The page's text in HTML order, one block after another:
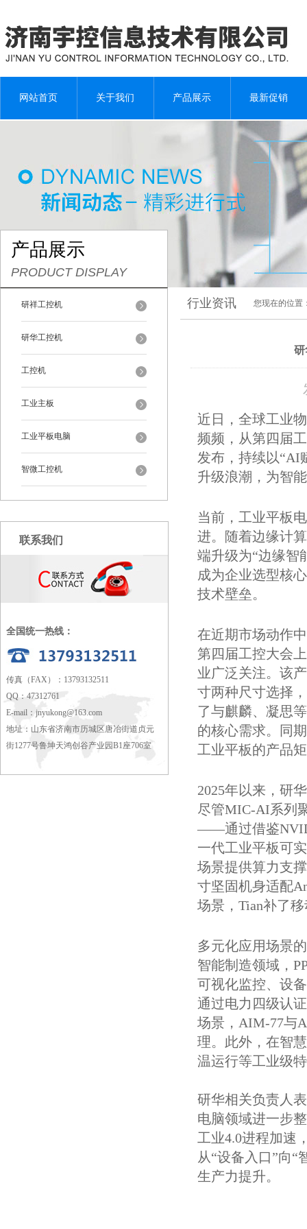
网站首页 关于我们 产品展示 最新促销
产品展示
PRODUCT DISPLAY
研祥工控机
研华工控机
工控机
工业主板
工业平板电脑
智微工控机
联系我们
全国统一热线：
传真（FAX）：13793132511
QQ：47312761
E-mail： jnyukong@163.com
地址：山东省济南市历城区唐冶街道贞元
街1277号鲁坤天鸿创谷产业园B1座706室
行业资讯 您现在的位置
研
近日，全球工业
频频，从第四届
发布，持续以“AI
升级浪潮，为智
当前，工业平板
进。随着边缘计
端升级为“边缘智
成为企业选型核
技术壁垒。
在近期市场动作
第四届工控大会
业广泛关注。该
寸两种尺寸选择
了与麒麟、凝思
的核心需求。同
工业平板的产品
2025年以来，研
尽管MIC-AI系列
——通过借鉴
一代工业平板可
场景提供算力支
寸坚固机身适配
场景，Tian补了
多元化应用场景
智能制造领域，
可视化监控、设
通过电力四级认
场景，AIM-77与
理。此外，在智
温运行等工业级
研华相关负责人
电脑领域进一步
工业4.0进程加速
从“设备入口”向
生产力提升。